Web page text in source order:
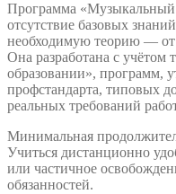
Программа «Музыкальный
отсутствие базовых
необходимую теорию —
Она разработана с учётом
образовании», программ,
профстандарта, типовых
реальных требований
Минимальная
Учиться дистанционно
или частичное
обязанностей.